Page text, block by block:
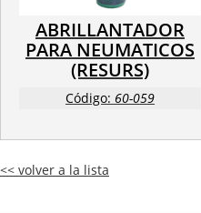
ABRILLANTADOR
PARA NEUMATICOS
(RESURS)
Código: 60-059
<< volver a la lista